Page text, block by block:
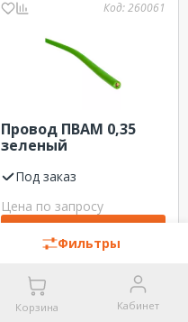
Фильтры
Код:260061
Провод ПВАМ 0,35
зеленый
Под заказ
Цена по запросу
Заказать
249941
Корзина Кабинет